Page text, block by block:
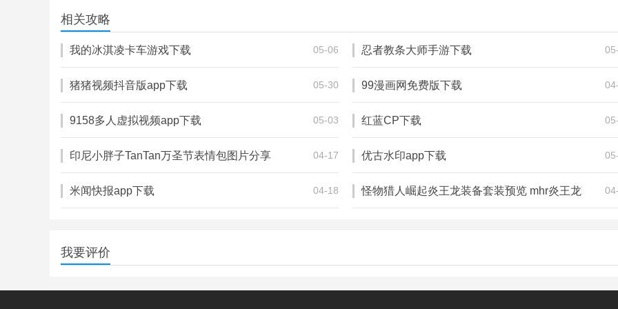
金融理财
金融理财
金融理财
相关攻略
我的冰淇凌卡车游戏下载 05-06 忍者教条大师手游下载
猪猪视频抖音版app下载 05-30 99漫画网免费版下载
9158多人虚拟视频app下载 05-03 红蓝CP下载
印尼小胖子TanTan万圣节表情包图片分享 04-17 优古水印app下载
米闻快报app下载 04-18 怪物猎人崛起炎王龙装备套装预览 mhr炎王龙套怎么
我要评价